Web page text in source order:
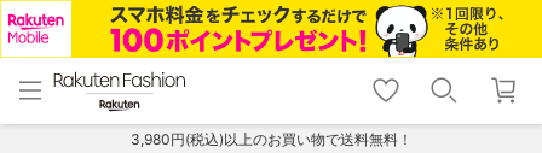
menu home
トップ
shopping_cart lock_outline
ログイン
3,980円(税込)以上のお買い物で送料無料！